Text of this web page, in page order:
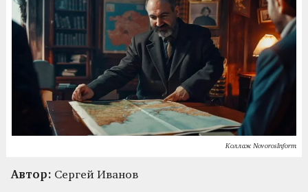
Коллаж NovorosInform
Автор: Сергей Иванов